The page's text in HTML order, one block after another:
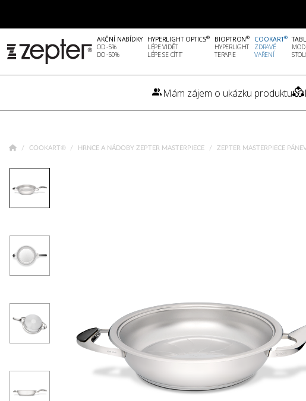
AKČNÍ NABÍDKY
OD -5%
DO -50%
HYPERLIGHT OPTICS®
LÉPE VIDĚT
LÉPE SE CÍTIT
BIOPTRON®
HYPERLIGHT
TERAPIE
COOKART®
ZDRAVÉ
VAŘENÍ
Mám zájem o ukázku produktu
COOKART® HRNCE A NÁDOBY ZEPTER MASTERPIECE ZEPTER MASTERPIECE